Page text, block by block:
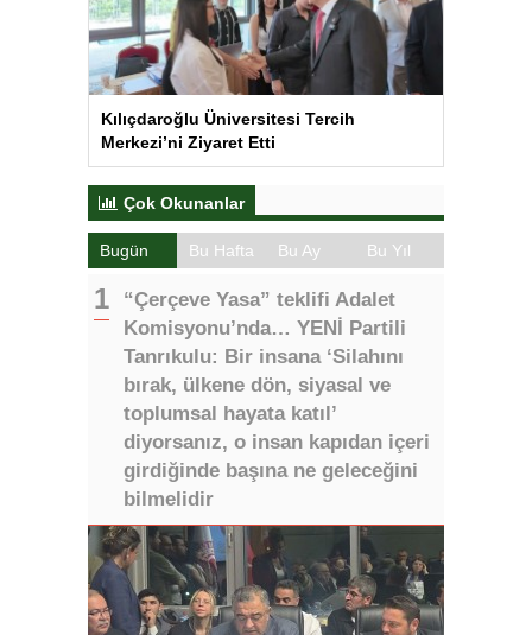
Kılıçdaroğlu Üniversitesi Tercih
Merkezi’ni Ziyaret Etti
Çok Okunanlar
Bugün Bu Hafta Bu Ay Bu Yıl
“Çerçeve Yasa” teklifi Adalet
Komisyonu’nda… YENİ Partili
Tanrıkulu: Bir insana ‘Silahını
bırak, ülkene dön, siyasal ve
toplumsal hayata katıl’
diyorsanız, o insan kapıdan içeri
girdiğinde başına ne geleceğini
bilmelidir